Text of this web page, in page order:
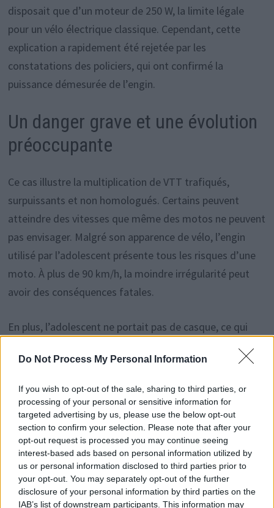
Do Not Process My Personal Information
If you wish to opt-out of the sale, sharing to third parties, or
processing of your personal or sensitive information for
targeted advertising by us, please use the below opt-out
section to confirm your selection. Please note that after your
opt-out request is processed you may continue seeing
interest-based ads based on personal information utilized by
us or personal information disclosed to third parties prior to
your opt-out. You may separately opt-out of the further
disclosure of your personal information by third parties on the
IAB’s list of downstream participants. This information may
disposait que d’un moteur de 250 W, la limite légale
pour un vélo électrique classique. Cependant, cette
explication a rapidement été rejetée par les
constatations des policiers, qui ont confirmé la
puissance démesurée de l’engin.
Un danger grave et une évolution
préoccupante
Ce cas illustre la multiplication de VTT trafiqués,
surpuissants et non homologués. Certains peuvent
atteindre des vitesses que même des motos ne peuvent
pas envisager. Malgré son apparence de vélo, l’engin
utilisé par l’adolescent présente tous les risques d’une
moto. À plus de 90 km/h, la moindre irrégularité peut
avoir des conséquences fatales.
En plus, l’adolescent ne portait pas de casque, ce qui
des véhicules peut atteindre ou dépasser 110 km/h, la
menace sérieuse, voire un scénario catastrophe.
Conséquences juridiques et
saisie du VTT
Sur le plan judiciaire, le jeune homme a échappé à une